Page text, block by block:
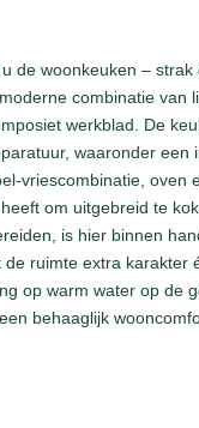
de woonkeuken – strak
combinatie van
werkblad. De
waaronder een
vriescombinatie, oven
om uitgebreid te
is hier binnen
de ruimte extra karakter
op warm water op de
behaaglijk